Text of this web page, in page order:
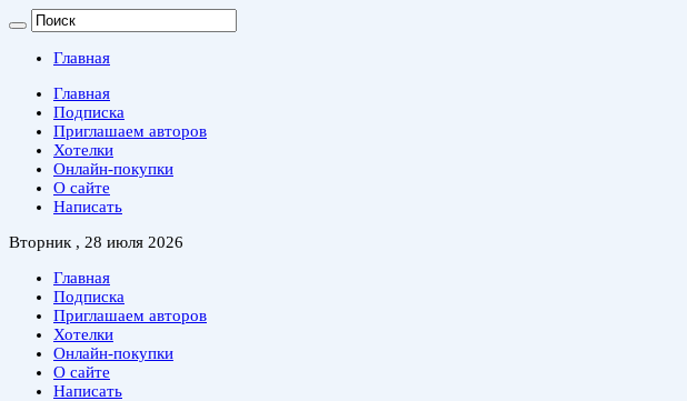
Главная
Главная
Подписка
Приглашаем авторов
Хотелки
Онлайн-покупки
О сайте
Написать
Вторник , 28 июля 2026
Главная
Подписка
Приглашаем авторов
Хотелки
Онлайн-покупки
О сайте
Написать